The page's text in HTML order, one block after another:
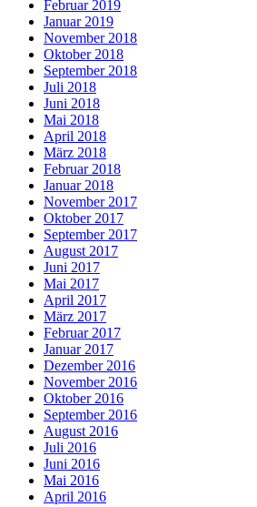
Februar 2019
Januar 2019
November 2018
Oktober 2018
September 2018
Juli 2018
Juni 2018
Mai 2018
April 2018
März 2018
Februar 2018
Januar 2018
November 2017
Oktober 2017
September 2017
August 2017
Juni 2017
Mai 2017
April 2017
März 2017
Februar 2017
Januar 2017
Dezember 2016
November 2016
Oktober 2016
September 2016
August 2016
Juli 2016
Juni 2016
Mai 2016
April 2016